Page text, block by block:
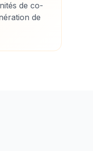
de co-
de